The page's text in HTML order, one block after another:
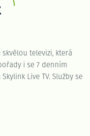
televizi, která
i se 7 denním
Live TV. Služby se